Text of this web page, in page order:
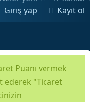
Giriş yap Kayıt ol
Puanı vermek
ederek "Ticaret